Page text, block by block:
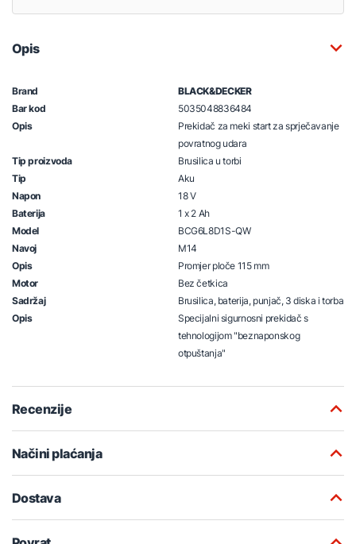
Opis
Brand
BLACK&DECKER
Bar kod
5035048836484
Opis
Prekidač za meki start za sprječavanje
povratnog udara
Tip proizvoda
Brusilica u torbi
Tip
Aku
Napon
18 V
Baterija
1 x 2 Ah
Model
BCG6L8D1S-QW
Navoj
M14
Opis
Promjer ploče 115 mm
Motor
Bez četkica
Sadržaj
Brusilica, baterija, punjač, 3 diska i torba
Opis
Specijalni sigurnosni prekidač s
tehnologijom "beznaponskog
otpuštanja"
Recenzije
Načini plaćanja
Dostava